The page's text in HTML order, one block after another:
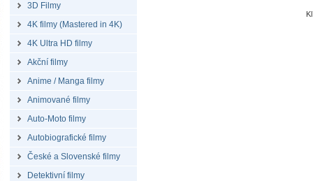
3D Filmy
4K filmy (Mastered in 4K)
4K Ultra HD filmy
Akční filmy
Anime / Manga filmy
Animované filmy
Auto-Moto filmy
Autobiografické filmy
České a Slovenské filmy
Detektivní filmy